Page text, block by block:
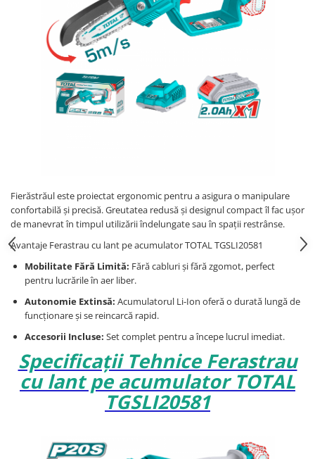
Fierăstrăul este proiectat ergonomic pentru a asigura o manipulare
confortabilă și precisă. Greutatea redusă și designul compact îl fac ușor
de manevrat în timpul utilizării îndelungate sau în spații restrânse.
Avantaje Ferastrau cu lant pe acumulator TOTAL TGSLI20581
Mobilitate Fără Limită: Fără cabluri și fără zgomot, perfect
pentru lucrările în aer liber.
Autonomie Extinsă: Acumulatorul Li-Ion oferă o durată lungă de
funcționare și se reincarcă rapid.
Accesorii Incluse: Set complet pentru a începe lucrul imediat.
Specificații Tehnice Ferastrau
cu lant pe acumulator TOTAL
TGSLI20581